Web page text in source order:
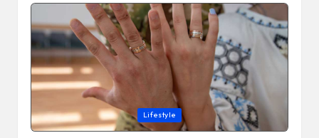
Posted
in
Lifestyle